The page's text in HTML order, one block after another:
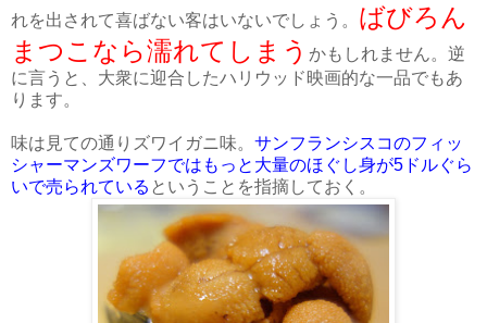
れを出されて喜ばない客はいないでしょう。 ばびろん
まつこなら濡れてしまう かもしれません。逆
に言うと、大衆に迎合したハリウッド映画的な一品でもあ
ります。
味は見ての通りズワイガニ味。 サンフランシスコのフィッ
シャーマンズワーフではもっと大量のほぐし身が5ドルぐら
いで売られている ということを指摘しておく。